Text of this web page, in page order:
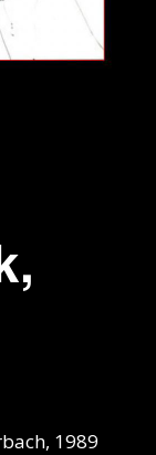
1989